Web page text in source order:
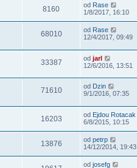
8160 od Rase
1/8/2017, 16:10
68010 od Rase
12/4/2017, 09:49
33387 od jarl
12/6/2016, 13:51
71610 od Dzin
9/1/2016, 07:35
16203 od Ejdou Rotacak
6/8/2015, 10:15
13876 od petrp
14/12/2014, 19:43
od josefg